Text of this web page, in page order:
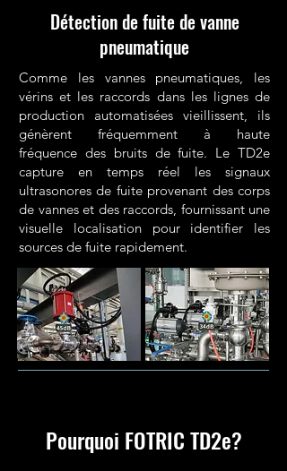
Détection de fuite de vanne
pneumatique
Comme les vannes pneumatiques, les
vérins et les raccords dans les lignes de
production automatisées vieillissent, ils
génèrent fréquemment à haute
fréquence des bruits de fuite. Le TD2e
capture en temps réel les signaux
ultrasonores de fuite provenant des corps
de vannes et des raccords, fournissant une
visuelle localisation pour identifier les
sources de fuite rapidement.
Pourquoi FOTRIC TD2e?